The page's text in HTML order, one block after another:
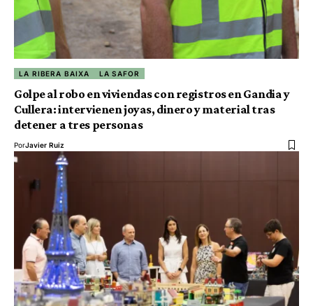
LA RIBERA BAIXA LA SAFOR
Golpe al robo en viviendas con registros en Gandia y
Cullera: intervienen joyas, dinero y material tras
detener a tres personas
PorJavier Ruiz